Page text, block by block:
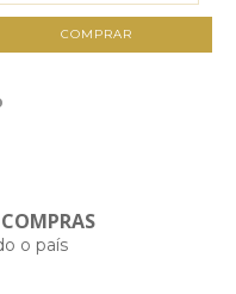
COMPRAR
o país